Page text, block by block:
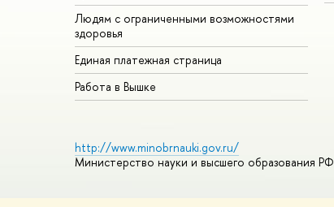
Людям с ограниченными возможностями
здоровья
Единая платежная страница
Работа в Вышке
http://www.minobrnauki.gov.ru/
Министерство науки и высшего образования РФ